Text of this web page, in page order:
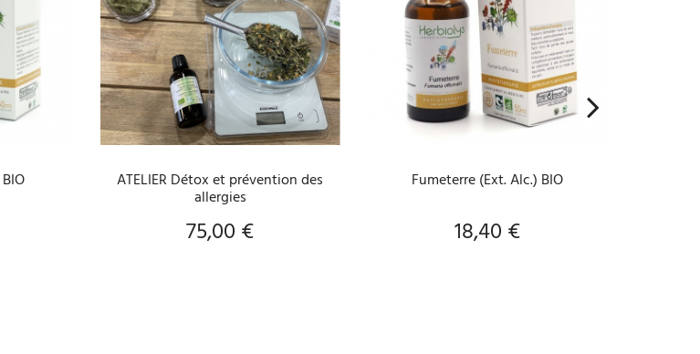
AJOUTER AU PANIER
ATELIER Détox et prévention des
allergies
Prix
75,00 €
AJOUTER AU PANIER
Fumeterre (Ext. Alc.) BIO
Prix
18,40 €